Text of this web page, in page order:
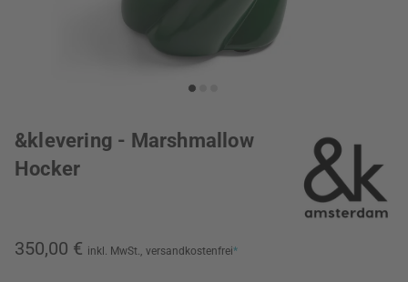
&klevering - Marshmallow
Hocker
350,00 € inkl. MwSt., versandkostenfrei*